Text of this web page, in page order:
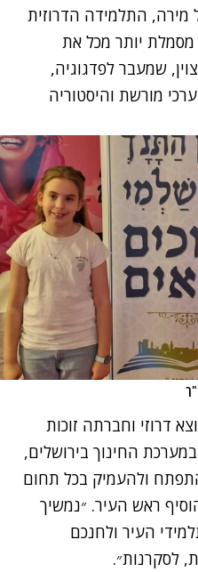
מירה, התלמידה הדרוזית
יותר מכל את
שמעבר לפדגוגיה,
מורשת והיסטוריה
דרוזי וחברתה זוכות
החינוך בירושלים,
ולהעמיק בכל תחום
ראש העיר. ״נמשיך
העיר ולחנכם
לסקרנות״.